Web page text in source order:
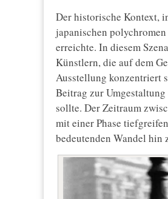
Der historische Kontext,
japanischen
erreichte. In diesem
Künstlern, die auf dem
Ausstellung konzentriert
Beitrag zur
sollte. Der Zeitraum
mit einer Phase
bedeutenden Wandel